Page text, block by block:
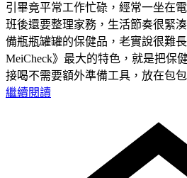
引畢竟平常工作忙碌，經常一坐在
班後還要整理家務，生活節奏很緊
備瓶瓶罐罐的保健品，老實說很難
MeiCheck》最大的特色，就是把保
接喝不需要額外準備工具，放在包
繼續閱讀